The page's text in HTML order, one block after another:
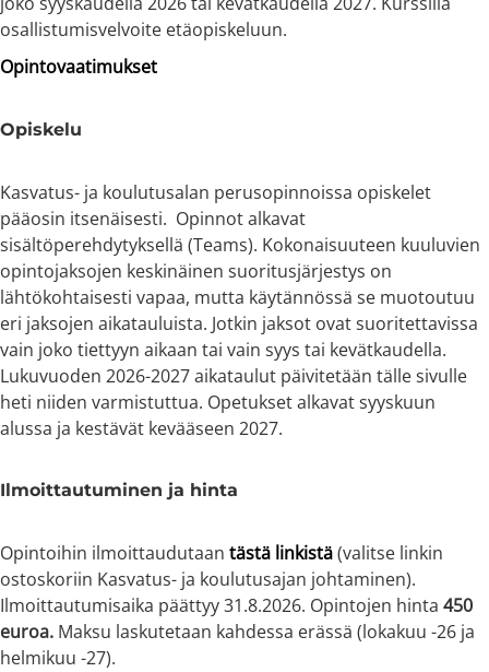
osallistumisvelvoite etäopiskeluun.
Opintovaatimukset
Opiskelu
Kasvatus- ja koulutusalan perusopinnoissa opiskelet
pääosin itsenäisesti. Opinnot alkavat
sisältöperehdytyksellä (Teams). Kokonaisuuteen kuuluvien
opintojaksojen keskinäinen suoritusjärjestys on
lähtökohtaisesti vapaa, mutta käytännössä se muotoutuu
eri jaksojen aikatauluista. Jotkin jaksot ovat suoritettavissa
vain joko tiettyyn aikaan tai vain syys tai kevätkaudella.
Lukuvuoden 2026-2027 aikataulut päivitetään tälle sivulle
heti niiden varmistuttua. Opetukset alkavat syyskuun
alussa ja kestävät kevääseen 2027.
Ilmoittautuminen ja hinta
Opintoihin ilmoittaudutaan tästä linkistä(valitse linkin
ostoskoriin Kasvatus- ja koulutusajan johtaminen).
Ilmoittautumisaika päättyy 31.8.2026. Opintojen hinta 450
euroa. Maksu laskutetaan kahdessa erässä (lokakuu -26 ja
helmikuu -27).